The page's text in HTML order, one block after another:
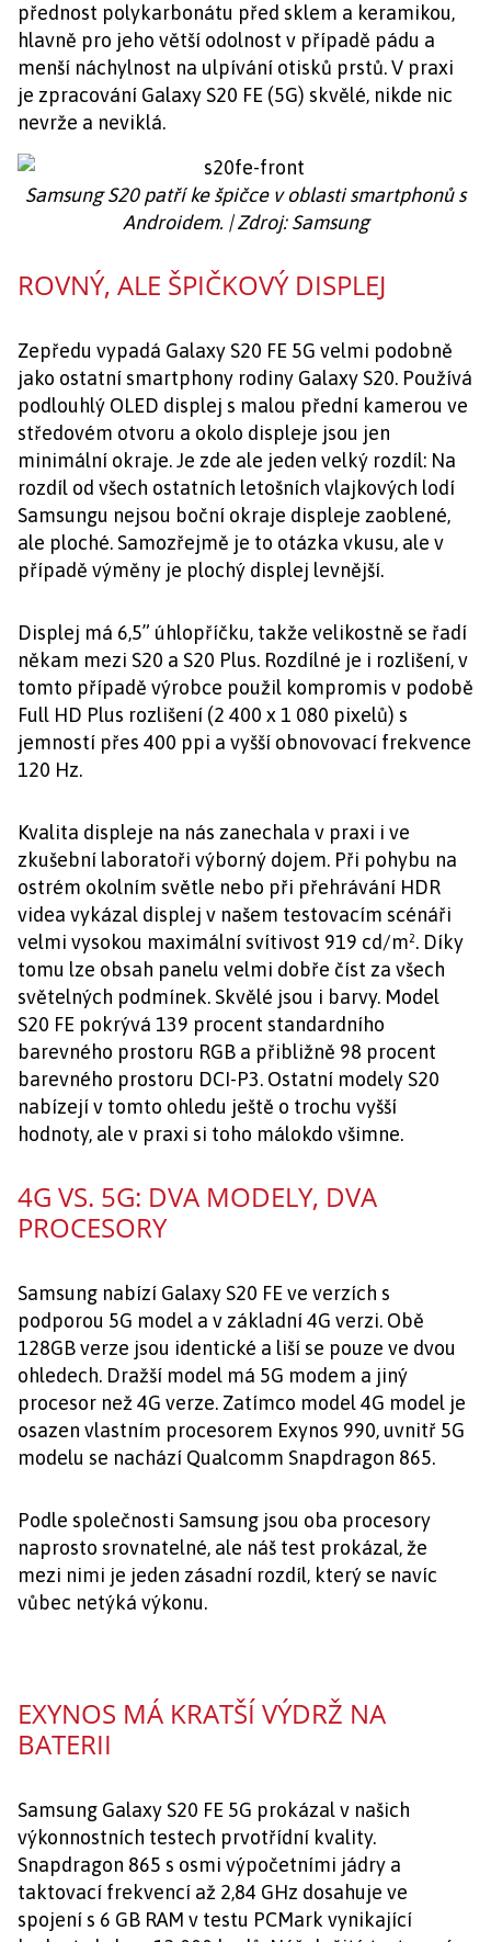
přednost polykarbonátu před sklem a keramikou,
hlavně pro jeho větší odolnost v případě pádu a
menší náchylnost na ulpívání otisků prstů. V praxi
je zpracování Galaxy S20 FE (5G) skvělé, nikde nic
nevrže a neviklá.
Samsung S20 patří ke špičce v oblasti smartphonů s
Androidem. | Zdroj: Samsung
ROVNÝ, ALE ŠPIČKOVÝ DISPLEJ
Zepředu vypadá Galaxy S20 FE 5G velmi podobně
jako ostatní smartphony rodiny Galaxy S20. Používá
podlouhlý OLED displej s malou přední kamerou ve
středovém otvoru a okolo displeje jsou jen
minimální okraje. Je zde ale jeden velký rozdíl: Na
rozdíl od všech ostatních letošních vlajkových lodí
Samsungu nejsou boční okraje displeje zaoblené,
ale ploché. Samozřejmě je to otázka vkusu, ale v
případě výměny je plochý displej levnější.
Displej má 6,5” úhlopříčku, takže velikostně se řadí
někam mezi S20 a S20 Plus. Rozdílné je i rozlišení, v
tomto případě výrobce použil kompromis v podobě
Full HD Plus rozlišení (2 400 x 1 080 pixelů) s
jemností přes 400 ppi a vyšší obnovovací frekvence
120 Hz.
Kvalita displeje na nás zanechala v praxi i ve
zkušební laboratoři výborný dojem. Při pohybu na
ostrém okolním světle nebo při přehrávání HDR
videa vykázal displej v našem testovacím scénáři
velmi vysokou maximální svítivost 919 cd/m². Díky
tomu lze obsah panelu velmi dobře číst za všech
světelných podmínek. Skvělé jsou i barvy. Model
S20 FE pokrývá 139 procent standardního
barevného prostoru RGB a přibližně 98 procent
barevného prostoru DCI-P3. Ostatní modely S20
nabízejí v tomto ohledu ještě o trochu vyšší
hodnoty, ale v praxi si toho málokdo všimne.
4G VS. 5G: DVA MODELY, DVA
PROCESORY
Samsung nabízí Galaxy S20 FE ve verzích s
podporou 5G model a v základní 4G verzi. Obě
128GB verze jsou identické a liší se pouze ve dvou
ohledech. Dražší model má 5G modem a jiný
procesor než 4G verze. Zatímco model 4G model je
osazen vlastním procesorem Exynos 990, uvnitř 5G
modelu se nachází Qualcomm Snapdragon 865.
Podle společnosti Samsung jsou oba procesory
naprosto srovnatelné, ale náš test prokázal, že
mezi nimi je jeden zásadní rozdíl, který se navíc
vůbec netýká výkonu.
EXYNOS MÁ KRATŠÍ VÝDRŽ NA
BATERII
Samsung Galaxy S20 FE 5G prokázal v našich
výkonnostních testech prvotřídní kvality.
Snapdragon 865 s osmi výpočetními jádry a
taktovací frekvencí až 2,84 GHz dosahuje ve
spojení s 6 GB RAM v testu PCMark vynikající